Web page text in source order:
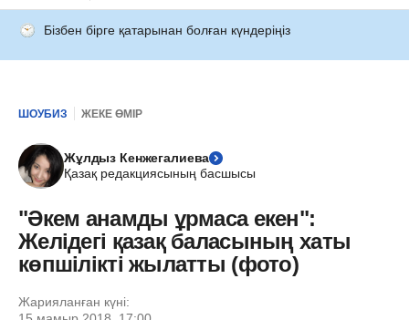
Бізбен бірге қатарынан болған күндеріңіз
ШОУБИЗ ЖЕКЕ ӨМІР
Жұлдыз Кенжегалиева
Қазақ редакциясының басшысы
"Әкем анамды ұрмаса екен":
Желідегі қазақ баласының хаты
көпшілікті жылатты (фото)
Жарияланған күні: